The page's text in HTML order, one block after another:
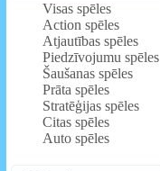
Visas spēles
Action spēles
Atjautības spēles
Piedzīvojumu spēles
Šaušanas spēles
Prāta spēles
Stratēģijas spēles
Citas spēles
Auto spēles